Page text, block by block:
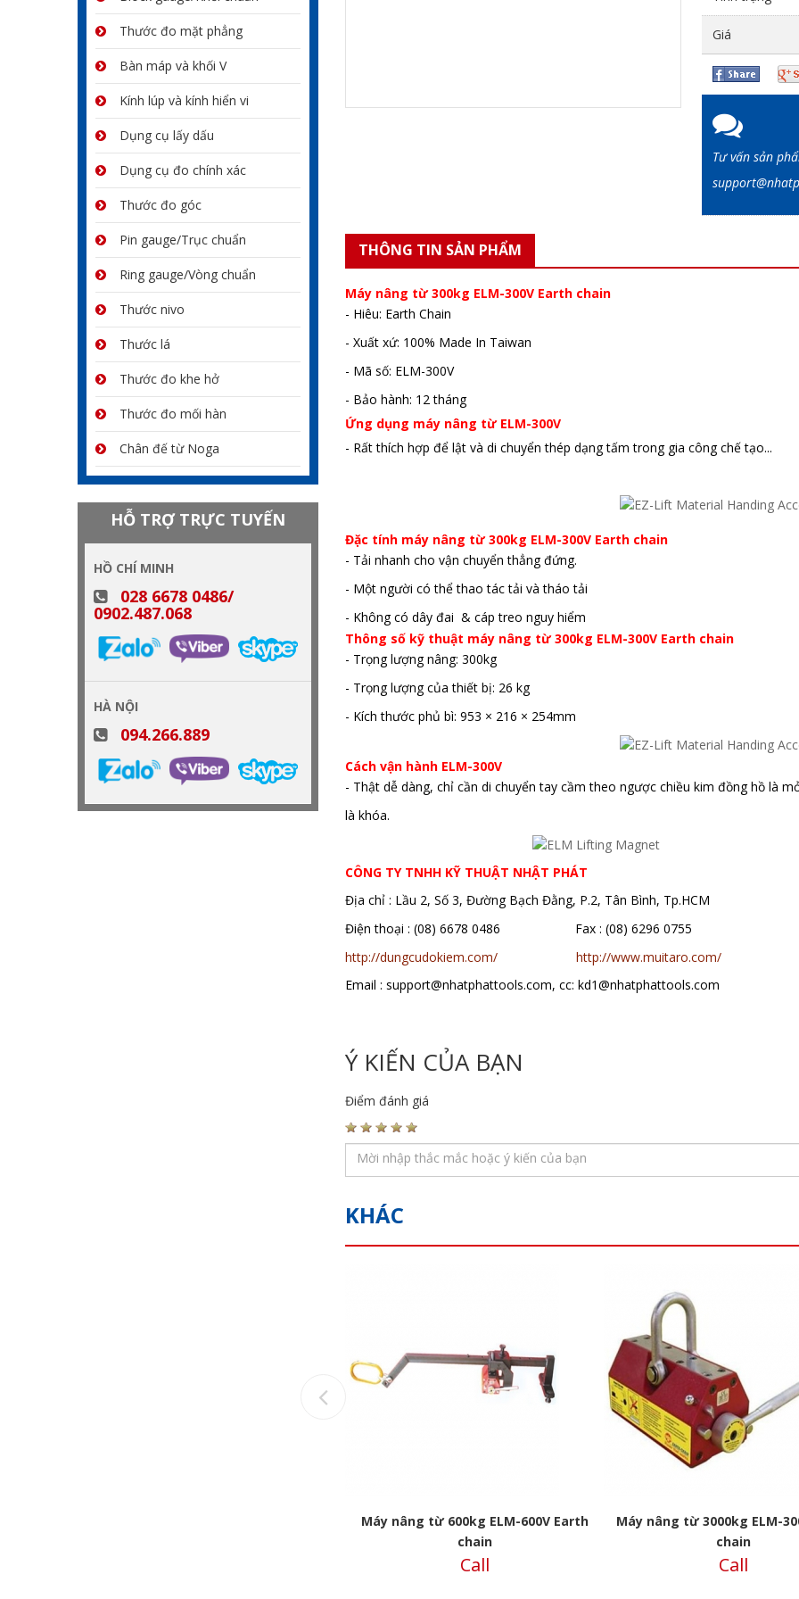
Giá
Tư vấn sản
THÔNG TIN SẢN PHẨM
Máy nâng từ 300kg ELM-300V Earth chain
- Hiêu: Earth Chain
- Xuất xứ: 100% Made In Taiwan
- Mã số: ELM-300V
- Bảo hành: 12 tháng
Ứng dụng máy nâng từ ELM-300V
- Rất thích hợp để lật và di chuyển thép dạng tấm trong gia công chế tạo...
Đặc tính máy nâng từ 300kg ELM-300V Earth chain
- Tải nhanh cho vận chuyển thẳng đứng.
- Một người có thể thao tác tải và tháo tải
- Không có dây đai & cáp treo nguy hiểm
Thông số kỹ thuật máy nâng từ 300kg ELM-300V Earth chain
- Trọng lượng nâng: 300kg
- Trọng lượng của thiết bị: 26 kg
- Kích thước phủ bì: 953 × 216 × 254mm
Cách vận hành ELM-300V
- Thật dễ dàng, chỉ cần di chuyển tay cầm theo ngược chiều kim đồng hồ là
là khóa.
máy nâng từ giá rẻ, cục hít nam
CÔNG TY TNHH KỸ THUẬT NHẬT PHÁT
Địa chỉ : Lầu 2, Số 3, Đường Bạch Đằng, P.2, Tân Bình, Tp.HCM
Điện thoại : (08) 6678 0486 Fax : (08) 6296 0755
http://dungcudokiem.com/
http://www.muitaro.com/
Email : support@nhatphattools.com, cc: kd1@nhatphattools.com
Ý KIẾN CỦA BẠN
Điểm đánh giá
KHÁC
Previous
Máy nâng từ 600kg ELM-600V Earth
chain
Call
Máy nâng từ 3000kg ELM-
chain
Call
Thước đo mặt phẳng
Bàn máp và khối V
Kính lúp và kính hiển vi
Dụng cụ lấy dấu
Dụng cụ đo chính xác
Thước đo góc
Pin gauge/Trục chuẩn
Ring gauge/Vòng chuẩn
Thước nivo
Thước lá
Thước đo khe hở
Thước đo mối hàn
Chân đế từ Noga
HỖ TRỢ TRỰC TUYẾN
HỒ CHÍ MINH
028 6678 0486/
0902.487.068
HÀ NỘI
094.266.889